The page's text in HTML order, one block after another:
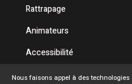
Rattrapage
Animateurs
Accessibilité
Politique de confidentialité
Nous faisons appel à des